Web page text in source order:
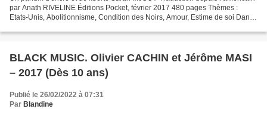
par Anath RIVELINE Éditions Pocket, février 2017 480 pages Thèmes :
Etats-Unis, Abolitionnisme, Condition des Noirs, Amour, Estime de soi Dans
BLACK MUSIC. Olivier CACHIN et Jérôme MASI
– 2017 (Dès 10 ans)
Publié le 26/02/2022 à 07:31
Par Blandine